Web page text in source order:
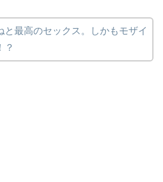
と最高のセックス。しかもモザイ
？